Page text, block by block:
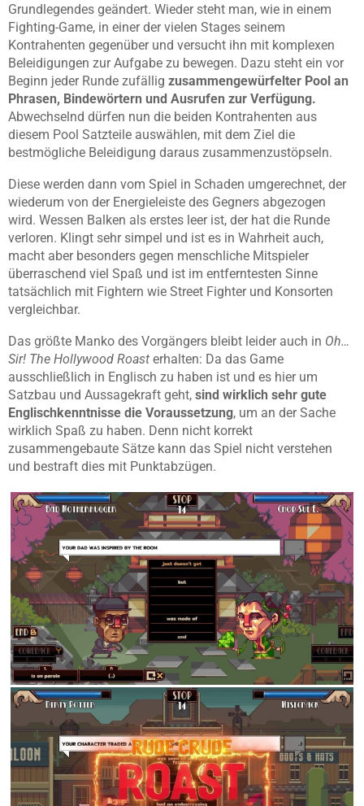
Grundlegendes geändert. Wieder steht man, wie in einem
Fighting-Game, in einer der vielen Stages seinem
Kontrahenten gegenüber und versucht ihn mit komplexen
Beleidigungen zur Aufgabe zu bewegen. Dazu steht ein vor
Beginn jeder Runde zufällig zusammengewürfelter Pool an
Phrasen, Bindewörtern und Ausrufen zur Verfügung.
Abwechselnd dürfen nun die beiden Kontrahenten aus
diesem Pool Satzteile auswählen, mit dem Ziel die
bestmögliche Beleidigung daraus zusammenzustöpseln.
Diese werden dann vom Spiel in Schaden umgerechnet, der
wiederum von der Energieleiste des Gegners abgezogen
wird. Wessen Balken als erstes leer ist, der hat die Runde
verloren. Klingt sehr simpel und ist es in Wahrheit auch,
macht aber besonders gegen menschliche Mitspieler
überraschend viel Spaß und ist im entferntesten Sinne
tatsächlich mit Fightern wie Street Fighter und Konsorten
vergleichbar.
Das größte Manko des Vorgängers bleibt leider auch in Oh…
Sir! The Hollywood Roast erhalten: Da das Game
ausschließlich in Englisch zu haben ist und es hier um
Satzbau und Aussagekraft geht, sind wirklich sehr gute
Englischkenntnisse die Voraussetzung, um an der Sache
wirklich Spaß zu haben. Denn nicht korrekt
zusammengebaute Sätze kann das Spiel nicht verstehen
und bestraft dies mit Punktabzügen.